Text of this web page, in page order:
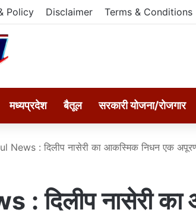
Policy Disclaimer Terms & Conditions
मध्यप्रदेश बैतूल सरकारी योजना/रोजगार
News : दिलीप नासेरी का आकस्मिक निधन एक
: दिलीप नासेरी